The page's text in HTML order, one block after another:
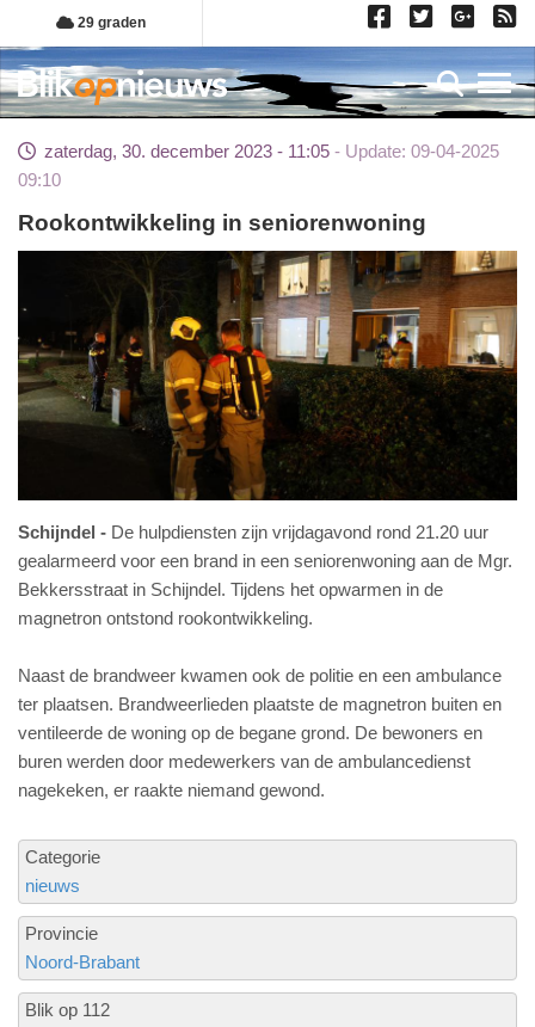
Overslaan
en
naar
de
gaan
29 graden
zaterdag, 30. december 2023 - 11:05
Update: 09-04-2025
09:10
Rookontwikkeling in seniorenwoning
Schijndel
De hulpdiensten zijn vrijdagavond rond 21.20 uur
gealarmeerd voor een brand in een seniorenwoning aan de Mgr.
Bekkersstraat in Schijndel. Tijdens het opwarmen in de
magnetron ontstond rookontwikkeling.
Naast de brandweer kwamen ook de politie en een ambulance
ter plaatsen. Brandweerlieden plaatste de magnetron buiten en
ventileerde de woning op de begane grond. De bewoners en
buren werden door medewerkers van de ambulancedienst
nagekeken, er raakte niemand gewond.
Categorie
nieuws
Provincie
Noord-Brabant
Blik op 112